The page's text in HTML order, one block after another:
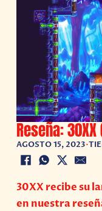
Reseña:
AGOSTO 15, 2023•
30XX recibe su
en nuestra